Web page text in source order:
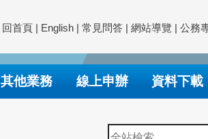
回首頁 | English | 常見問答 | 網站導覽 | 公務
其他業務 線上申辦 資料下載
全